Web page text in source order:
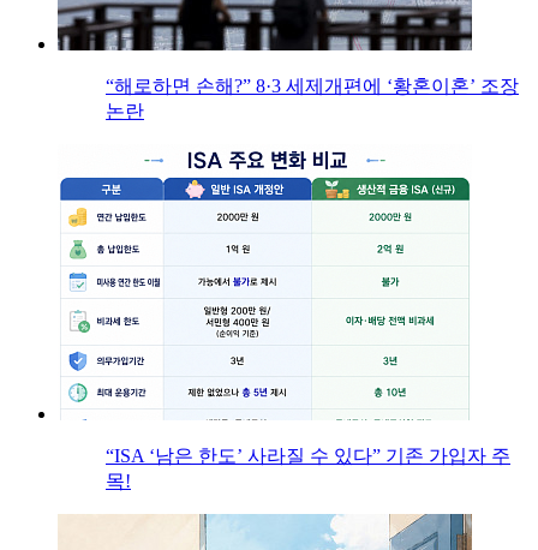
“해로하면 손해?” 8·3 세제개편에 ‘황혼이혼’ 조장
논란
“ISA ‘남은 한도’ 사라질 수 있다” 기존 가입자 주
목!